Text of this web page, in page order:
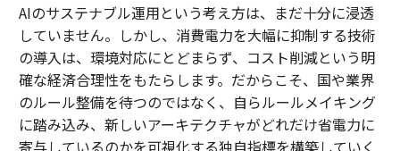
AIのサステナブル運用という考え方は、まだ十分に浸透
していません。しかし、消費電力を大幅に抑制する技術
の導入は、環境対応にとどまらず、コスト削減という明
確な経済合理性をもたらします。だからこそ、国や業界
のルール整備を待つのではなく、自らルールメイキング
に踏み込み、新しいアーキテクチャがどれだけ省電力に
寄与しているのかを可視化する独自指標を構築していく